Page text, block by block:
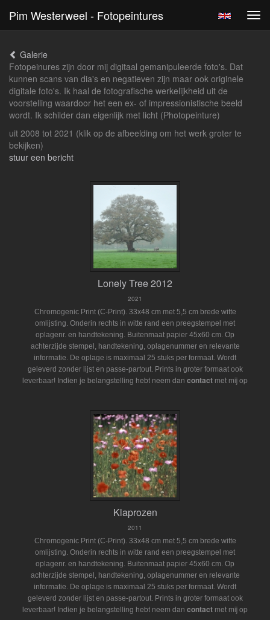
Pim Westerweel - Fotopeintures
Galerie
Fotopeinures zijn door mij digitaal gemanipuleerde foto's. Dat
kunnen scans van dia's en negatieven zijn maar ook originele
digitale foto's. Ik haal de fotografische werkelijkheid uit de
voorstelling waardoor het een ex- of impressionistische beeld
wordt. Ik schilder dan eigenlijk met licht (Photopeinture)
uit 2008 tot 2021 (klik op de afbeelding om het werk groter te
bekijken)
stuur een bericht
Lonely Tree 2012
2021
Chromogenic Print (C-Print). 33x48 cm met 5,5 cm brede witte
omlijsting. Onderin rechts in witte rand een preegstempel met
oplagenr. en handtekening. Buitenmaat papier 45x60 cm. Op
achterzijde stempel, handtekening, oplagenummer en relevante
informatie. De oplage is maximaal 25 stuks per formaat. Wordt
geleverd zonder lijst en passe-partout. Prints in groter formaat ook
leverbaar! Indien je belangstelling hebt neem dan contact met mij op
Klaprozen
2011
Chromogenic Print (C-Print). 33x48 cm met 5,5 cm brede witte
omlijsting. Onderin rechts in witte rand een preegstempel met
oplagenr. en handtekening. Buitenmaat papier 45x60 cm. Op
achterzijde stempel, handtekening, oplagenummer en relevante
informatie. De oplage is maximaal 25 stuks per formaat. Wordt
geleverd zonder lijst en passe-partout. Prints in groter formaat ook
leverbaar! Indien je belangstelling hebt neem dan contact met mij op